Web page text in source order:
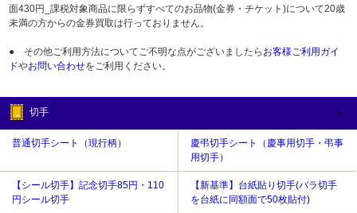
面430円_課税対象商品に限らずすべてのお品物(金券・チケット)について20歳
未満の方からの金券買取は行っておりません。
● その他ご利用方法についてご不明な点がございましたら お客様ご利用ガイ
ドやお問い合わせをご利用ください。
切手
普通切手シート（現行柄）
慶弔切手シート（慶事用切手・弔事
用切手）
【シール切手】記念切手85円・110
円シール切手
【新基準】台紙貼り切手(バラ切手
を台紙に同額面で50枚貼付)